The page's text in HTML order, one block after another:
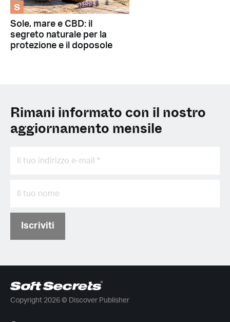
S
Sole, mare e CBD: il
segreto naturale per la
protezione e il doposole
Rimani informato con il nostro
aggiornamento mensile
Iscriviti
Copyright 2026 © Discover Publisher